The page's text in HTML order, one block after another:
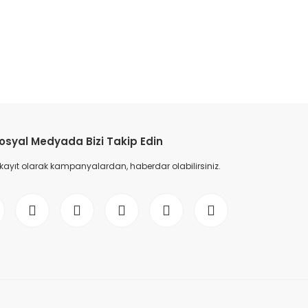
Medyada Bizi Takip Edin
olarak kampanyalardan, haberdar olabilirsiniz.